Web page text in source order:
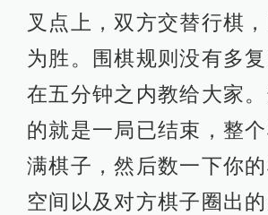
叉点上，双方交替行棋
为胜。围棋规则没有多
在五分钟之内教给大家
的就是一局已结束，整
满棋子，然后数一下你
空间以及对方棋子圈出